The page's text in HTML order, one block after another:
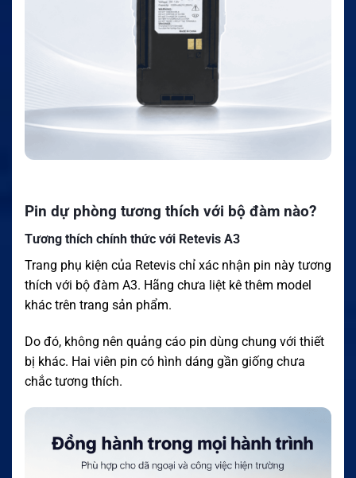
Pin dự phòng tương thích với bộ đàm nào?
Tương thích chính thức với Retevis A3
Trang phụ kiện của Retevis chỉ xác nhận pin này tương
thích với bộ đàm A3. Hãng chưa liệt kê thêm model
khác trên trang sản phẩm.
Do đó, không nên quảng cáo pin dùng chung với thiết
bị khác. Hai viên pin có hình dáng gần giống chưa
chắc tương thích.